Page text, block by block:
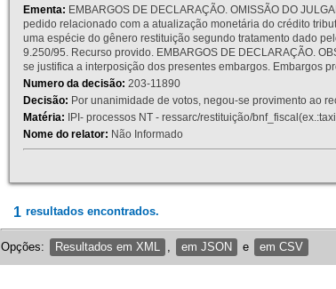
Ementa: EMBARGOS DE DECLARAÇÃO. OMISSÃO DO
pedido relacionado com a atualização monetária do crédito
uma espécie do gênero restituição segundo tratamento dado
9.250/95. Recurso provido. EMBARGOS DE DECLARAÇÃO.
se justifica a interposição dos presentes embargos. Embargos
Numero da decisão: 203-11890
Decisão: Por unanimidade de votos, negou-se provimento ao
Matéria: IPI- processos NT - ressarc/restituição/
Nome do relator: Não Informado
1 resultados encontrados.
Opções: Resultados em XML em JSON e em CSV